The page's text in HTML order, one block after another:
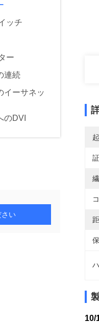
ッチ
ー
連続
イーサネッ
のDVI
さい
10/